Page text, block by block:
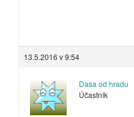
13.5.2016 v 9:54
Dasa od hradu
Účastník